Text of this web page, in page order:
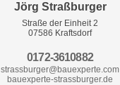
Jörg Straßburger
Straße der Einheit 2
07586 Kraftsdorf
0172-3610882
strassburger@bauexperte.com
bauexperte-strassburger.de